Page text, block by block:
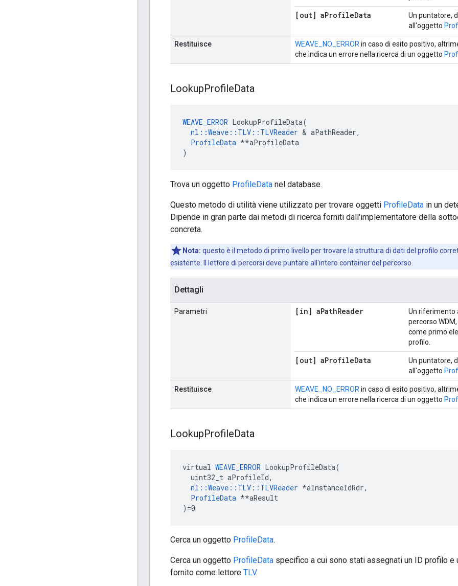
[out] aProfileData
Un puntatore,
all'oggetto
Restituisce WEAVE_NO_ERROR in caso di esito positivo,
che indica un errore nella ricerca di un oggetto
LookupProfileData
WEAVE_ERROR LookupProfileData(
nl::Weave::TLV::TLVReader & aPathReader,
ProfileData **aProfileData
)
Trova un oggetto ProfileData nel database.
Questo metodo di utilità viene utilizzato per trovare oggetti ProfileData in un
Dipende in gran parte dai metodi di ricerca forniti dall'implementatore della
concreta.
Nota: questo è il metodo di primo livello per trovare la struttura di dati del profilo
esistente. Il lettore di percorsi deve puntare all'intero container del percorso.
Dettagli
Parametri [in] aPathReader
Un riferimento
percorso
come primo
profilo.
[out] aProfileData
Un puntatore,
all'oggetto
Restituisce WEAVE_NO_ERROR in caso di esito positivo,
che indica un errore nella ricerca di un oggetto
LookupProfileData
virtual WEAVE_ERROR LookupProfileData(
  uint32_t aProfileId,
nl::Weave::TLV::TLVReader *aInstanceIdRdr,
ProfileData **aResult
)=0
Cerca un oggetto ProfileData.
Cerca un oggetto ProfileData specifico a cui sono stati assegnati un ID profilo e
fornito come lettore TLV.